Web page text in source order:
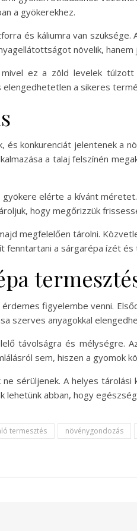
a gyökerekhez.
és káliumra van
növelik,
ez a zöld levelek
a sikeres
konkurenciát jelentenek a
a talaj felszínén
elérte a kívánt
hogy megőrizzük
megfelelően tárolni.
fenntartani a sárgarépa ízét
figyelembe venni.
szerves anyagokkal
távolságra és mélységre.
sem, hiszen a gyomok
sérüljenek. A helyes
abban, hogy
termesztés növénygondozás